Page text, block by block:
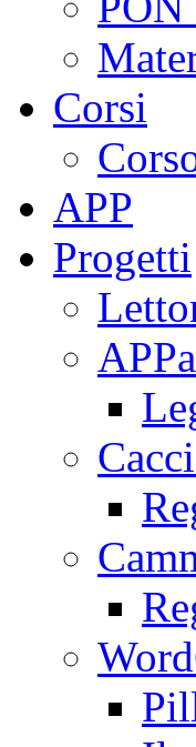
Corsi
APP
Progetti